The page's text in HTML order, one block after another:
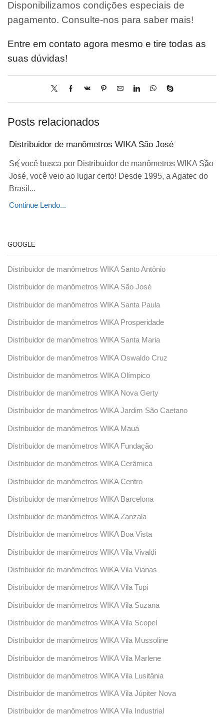
Disponibilizamos condições especiais de
pagamento. Consulte-nos para saber mais!
Entre em contato agora mesmo e tire todas as
suas dúvidas!
Posts relacionados
Distribuidor de manômetros WIKA São José
Se você busca por Distribuidor de manômetros WIKA São
José, você veio ao lugar certo! Desde 1995, a Agatec do
Brasil...
Continue Lendo...
GOOGLE
Distribuidor de manômetros WIKA Santo Antônio
Distribuidor de manômetros WIKA São José
Distribuidor de manômetros WIKA Santa Paula
Distribuidor de manômetros WIKA Prosperidade
Distribuidor de manômetros WIKA Santa Maria
Distribuidor de manômetros WIKA Oswaldo Cruz
Distribuidor de manômetros WIKA Olímpico
Distribuidor de manômetros WIKA Nova Gerty
Distribuidor de manômetros WIKA Jardim São Caetano
Distribuidor de manômetros WIKA Mauá
Distribuidor de manômetros WIKA Fundação
Distribuidor de manômetros WIKA Cerâmica
Distribuidor de manômetros WIKA Centro
Distribuidor de manômetros WIKA Barcelona
Distribuidor de manômetros WIKA Zanzala
Distribuidor de manômetros WIKA Boa Vista
Distribuidor de manômetros WIKA Vila Vivaldi
Distribuidor de manômetros WIKA Vila Vianas
Distribuidor de manômetros WIKA Vila Tupi
Distribuidor de manômetros WIKA Vila Suzana
Distribuidor de manômetros WIKA Vila Scopel
Distribuidor de manômetros WIKA Vila Mussoline
Distribuidor de manômetros WIKA Vila Marlene
Distribuidor de manômetros WIKA Vila Lusitânia
Distribuidor de manômetros WIKA Vila Júpiter Nova
Distribuidor de manômetros WIKA Vila Industrial